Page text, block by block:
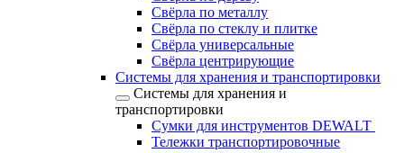
Свёрла по металлу
Свёрла по стеклу и плитке
Свёрла универсальные
Свёрла центрирующие
Системы для хранения и транспортировки
Системы для хранения и
транспортировки
Сумки для инструментов DEWALT
Тележки транспортировочные